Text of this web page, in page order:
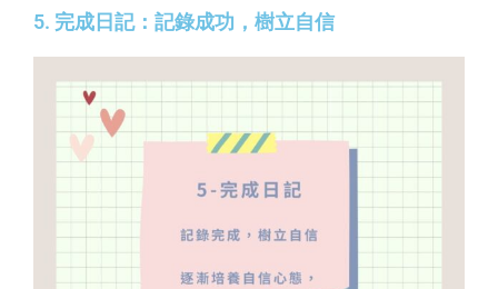
5. 完成日記：記錄成功，樹立自信